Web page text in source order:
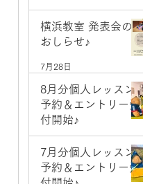
コンサート
横浜教室 発表会の
おしらせ♪
7月28日
8月分個人レッスン
予約＆エントリー受
付開始♪
7月分個人レッスン
予約＆エントリー受